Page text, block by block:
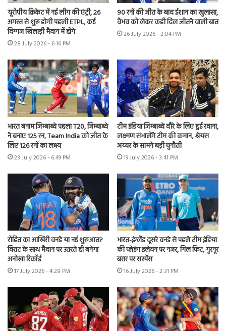
यूरोपीय क्रिकेट में नई लीग की एंट्री, 26
अगस्त से शुरू होगी पहली ETPL, कई
दिग्गज खिलाड़ी मैदान में होंगे
28 July 2026 - 6:16 PM
90 रनों की जीत के बाद ईशान का खुलासा,
वैभव को लेकर कही दिल जीतने वाली बात
26 July 2026 - 2:04 PM
भारत बनाम जिम्बाब्वे पहला T20, जिम्बाब्वे
ने बनाए 125 रन, Team India को जीत के
लिए 126 रनों का लक्ष्य
23 July 2026 - 6:49 PM
टीम इंडिया जिम्बाब्वे दौरे के लिए हुई रवाना,
लक्ष्मण संभालेंगे टीम की कमान, श्रेयस
अय्यर के सामने बड़ी चुनौती
19 July 2026 - 3:41 PM
रोहित का आखिरी वनडे या नई शुरुआत?
विराट के साथ मैदान पर उतरते ही बनेगा
अनोखा रिकॉर्ड
17 July 2026 - 4:28 PM
भारत-इंग्लैंड दूसरे वनडे से पहले टीम इंडिया
की प्लेइंग इलेवन पर नजर, गिल फिट, गुरनूर
बरार पर सस्पेंस
16 July 2026 - 2:31 PM